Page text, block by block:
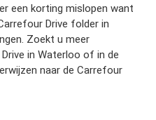
een korting mislopen want
Drive folder in
Zoekt u meer
in Waterloo of in de
naar de Carrefour